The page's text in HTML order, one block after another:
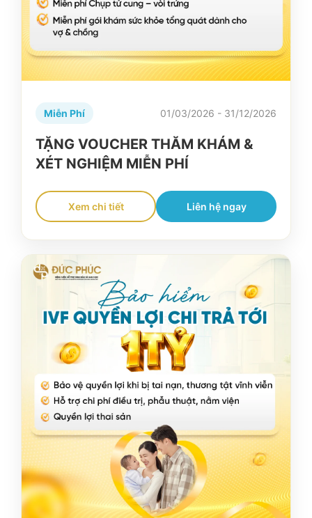
Miễn Phí 01/03/2026 - 31/12/2026
TẶNG VOUCHER THĂM KHÁM &
XÉT NGHIỆM MIỄN PHÍ
Xem chi tiết Liên hệ ngay